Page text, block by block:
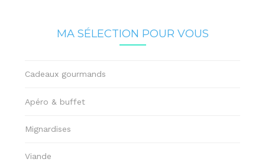
MA SÉLECTION POUR VOUS
Cadeaux gourmands
Apéro & buffet
Mignardises
Viande